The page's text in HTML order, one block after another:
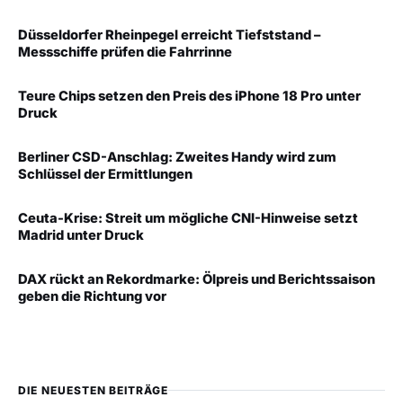
Düsseldorfer Rheinpegel erreicht Tiefststand –
Messschiffe prüfen die Fahrrinne
Teure Chips setzen den Preis des iPhone 18 Pro unter
Druck
Berliner CSD-Anschlag: Zweites Handy wird zum
Schlüssel der Ermittlungen
Ceuta-Krise: Streit um mögliche CNI-Hinweise setzt
Madrid unter Druck
DAX rückt an Rekordmarke: Ölpreis und Berichtssaison
geben die Richtung vor
DIE NEUESTEN BEITRÄGE